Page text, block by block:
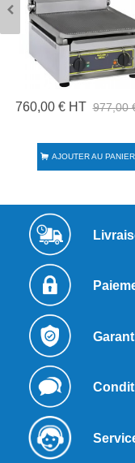
760,00 € HT 977,00
AJOUTER AU PANIER